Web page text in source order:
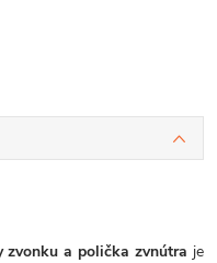
zvonku a polička zvnútra je